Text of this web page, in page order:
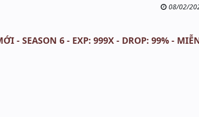
08/02/
- SEASON 6 - EXP: 999X - DROP: 99% -